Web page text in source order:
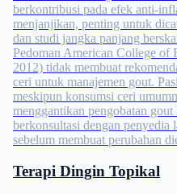
berkontribusi pada efek anti-
menjanjikan, penting untuk
dan studi jangka panjang
Pedoman American College of
2012) tidak membuat
ceri untuk manajemen gout.
meskipun konsumsi ceri
menggantikan pengobatan
berkonsultasi dengan penyedia
sebelum membuat perubahan
Terapi Dingin Topikal